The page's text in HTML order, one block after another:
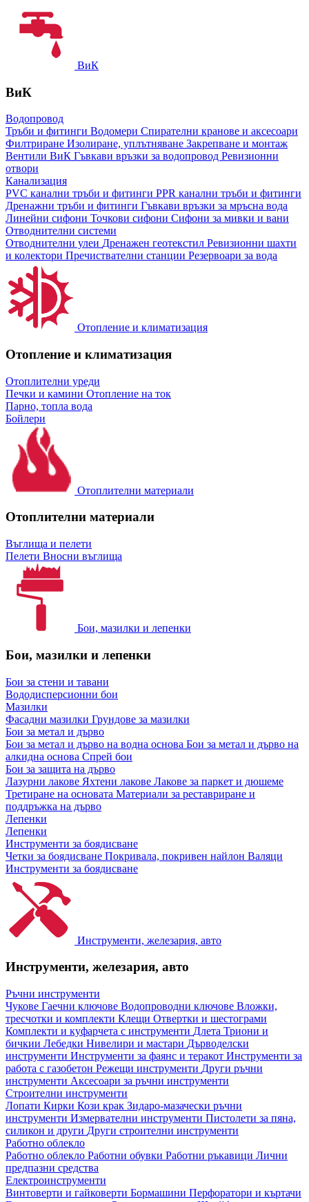
ВиК
ВиК
Водопровод
Тръби и фитинги Водомери Спирателни кранове и аксесоари
Филтриране Изолиране, уплътняване Закрепване и монтаж
Вентили ВиК Гъвкави връзки за водопровод Ревизионни
отвори
Канализация
PVC канални тръби и фитинги PPR канални тръби и фитинги
Дренажни тръби и фитинги Гъвкави връзки за мръсна вода
Линейни сифони Точкови сифони Сифони за мивки и вани
Отводнителни системи
Отводнителни улеи Дренажен геотекстил Ревизионни шахти
и колектори Пречиствателни станции Резервоари за вода
Отопление и климатизация
Отопление и климатизация
Отоплителни уреди
Печки и камини Отопление на ток
Парно, топла вода
Бойлери
Отоплителни материали
Отоплителни материали
Въглища и пелети
Пелети Вносни въглища
Бои, мазилки и лепенки
Бои, мазилки и лепенки
Бои за стени и тавани
Вододисперсионни бои
Мазилки
Фасадни мазилки Грундове за мазилки
Бои за метал и дърво
Бои за метал и дърво на водна основа Бои за метал и дърво на
алкидна основа Спрей бои
Бои за защита на дърво
Лазурни лакове Яхтени лакове Лакове за паркет и дюшеме
Третиране на основата Материали за реставриране и
поддръжка на дърво
Лепенки
Лепенки
Инструменти за боядисване
Четки за боядисване Покривала, покривен найлон Валяци
Инструменти за боядисване
Инструменти, железария, авто
Инструменти, железария, авто
Ръчни инструменти
Чукове Гаечни ключове Водопроводни ключове Вложки,
тресчотки и комплекти Клещи Отвертки и шестограми
Комплекти и куфарчета с инструменти Длета Триони и
бичкии Лебедки Нивелири и мастари Дърводелски
инструменти Инструменти за фаянс и теракот Инструменти за
работа с газобетон Режещи инструменти Други ръчни
инструменти Аксесоари за ръчни инструменти
Строителни инструменти
Лопати Кирки Кози крак Зидаро-мазачески ръчни
инструменти Измервателни инструменти Пистолети за пяна,
силикон и други Други строителни инструменти
Работно облекло
Работно облекло Работни обувки Работни ръкавици Лични
предпазни средства
Електроинструменти
Винтоверти и гайковерти Бормашини Перфоратори и къртачи